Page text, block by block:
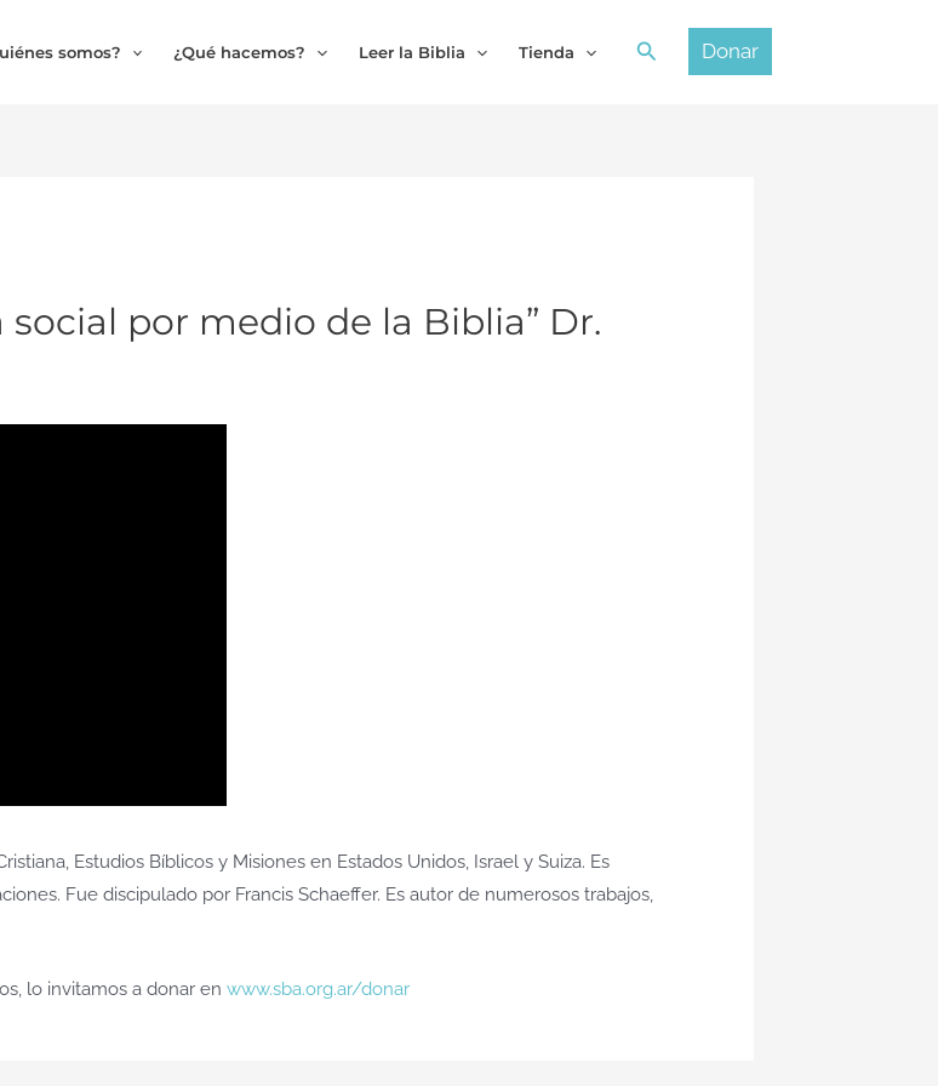
somos? ¿Qué hacemos? Leer la Biblia Tienda BuscarDonar
por medio de la Biblia” Dr.
Estudios Bíblicos y Misiones en Estados Unidos, Israel y Suiza. Es
Fue discipulado por Francis Schaeffer. Es autor de numerosos trabajos,
lo invitamos a donar en www.sba.org.ar/donar